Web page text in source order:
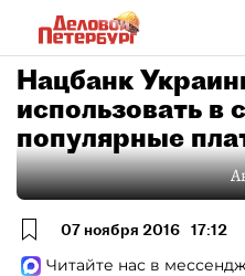
Нацбанк
использовать в
популярные
07 ноября 2016 17:12
Читайте нас в